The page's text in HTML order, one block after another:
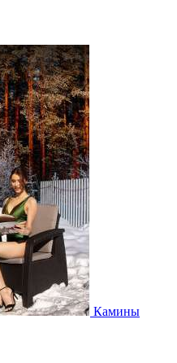
Камины